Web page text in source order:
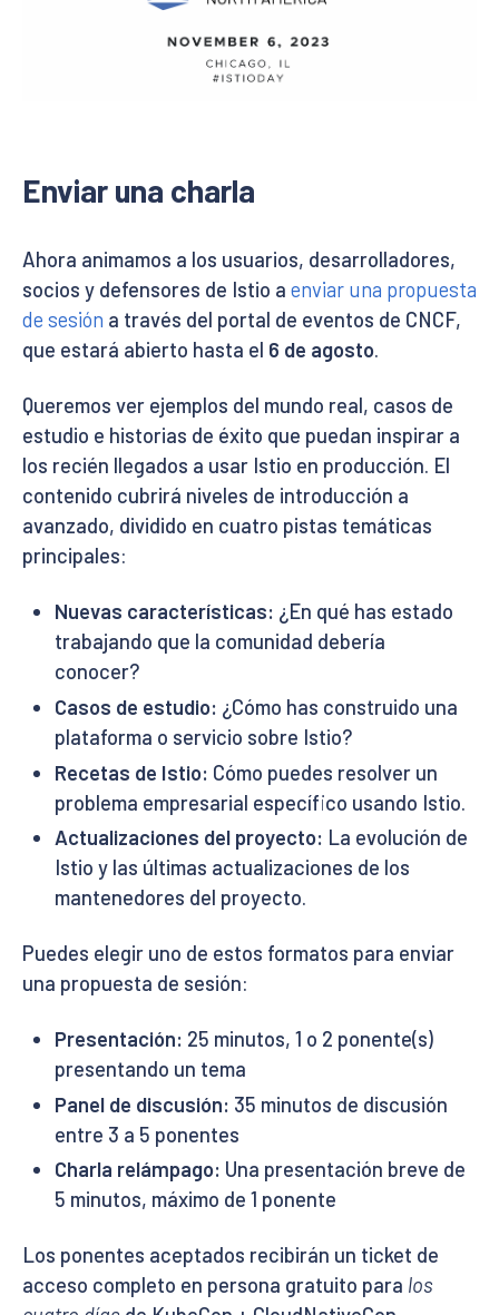
Enviar una charla
Ahora animamos a los usuarios, desarrolladores,
socios y defensores de Istio a enviar una propuesta
de sesión a través del portal de eventos de CNCF,
que estará abierto hasta el 6 de agosto.
Queremos ver ejemplos del mundo real, casos de
estudio e historias de éxito que puedan inspirar a
los recién llegados a usar Istio en producción. El
contenido cubrirá niveles de introducción a
avanzado, dividido en cuatro pistas temáticas
principales:
Nuevas características: ¿En qué has estado
trabajando que la comunidad debería
conocer?
Casos de estudio: ¿Cómo has construido una
plataforma o servicio sobre Istio?
Recetas de Istio: Cómo puedes resolver un
problema empresarial específico usando Istio.
Actualizaciones del proyecto: La evolución de
Istio y las últimas actualizaciones de los
mantenedores del proyecto.
Puedes elegir uno de estos formatos para enviar
una propuesta de sesión:
Presentación: 25 minutos, 1 o 2 ponente(s)
presentando un tema
Panel de discusión: 35 minutos de discusión
entre 3 a 5 ponentes
Charla relámpago: Una presentación breve de
5 minutos, máximo de 1 ponente
Los ponentes aceptados recibirán un ticket de
acceso completo en persona gratuito para los